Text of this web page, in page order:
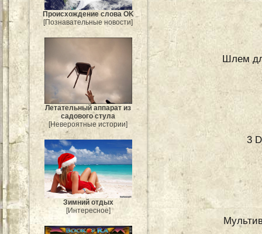
Происхождение слова OK
[Познавательные новости]
Летательный аппарат из
садового стула
[Невероятные истории]
Зимний отдых
[Интересное]
Шлем
3